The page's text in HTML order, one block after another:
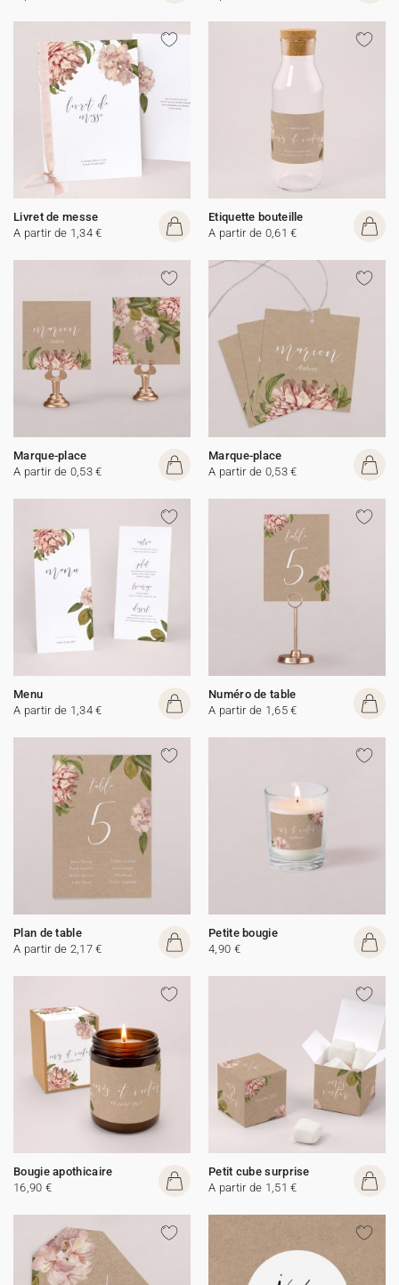
Livret de messe
A partir de 1,34 €
Etiquette bouteille
A partir de 0,61 €
Marque-place
A partir de 0,53 €
Marque-place
A partir de 0,53 €
Menu
A partir de 1,34 €
Numéro de table
A partir de 1,65 €
Plan de table
A partir de 2,17 €
Petite bougie
4,90 €
Bougie apothicaire
16,90 €
Petit cube surprise
A partir de 1,51 €